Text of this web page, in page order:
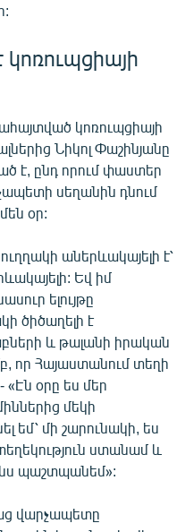
կոռուպցիայի
Նիկոլ Փաշինյանը
է, ընդ որում փաստեր
սեղանին դնում
օր:
աներևակայելի է՝
Եվ իմ
ելույթը
ծիծաղելի է
և թալանի իրական
որ Հայաստանում տեղի
«Էն օրը ես մեր
մեկի
եմ՝ մի շարունակի, ես
ստանամ և
պաշտպանեմ»:
վարչապետը